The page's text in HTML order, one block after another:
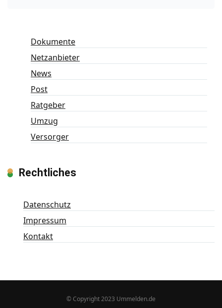
Dokumente
Netzanbieter
News
Post
Ratgeber
Umzug
Versorger
Rechtliches
Datenschutz
Impressum
Kontakt
© Copyright 2023 Ummelden.de